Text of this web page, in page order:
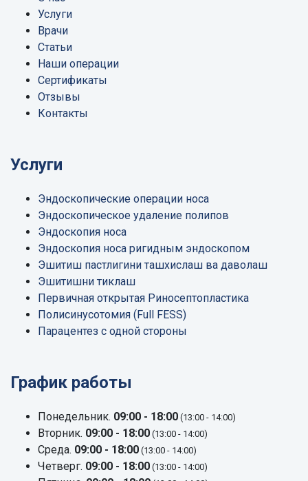
Услуги
Врачи
Статьи
Наши операции
Сертификаты
Отзывы
Контакты
Услуги
Эндоскопические операции носа
Эндоскопическое удаление полипов
Эндоскопия носа
Эндоскопия носа ригидным эндоскопом
Эшитиш пастлигини ташхислаш ва даволаш
Эшитишни тиклаш
Первичная открытая Риносептопластика
Полисинусотомия (Full FESS)
Парацентез с одной стороны
График работы
Понедельник. 09:00 - 18:00 (13:00 - 14:00)
Вторник. 09:00 - 18:00 (13:00 - 14:00)
Среда. 09:00 - 18:00 (13:00 - 14:00)
Четверг. 09:00 - 18:00 (13:00 - 14:00)